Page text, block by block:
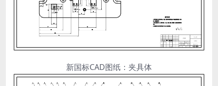
新国标CAD图纸：夹具体